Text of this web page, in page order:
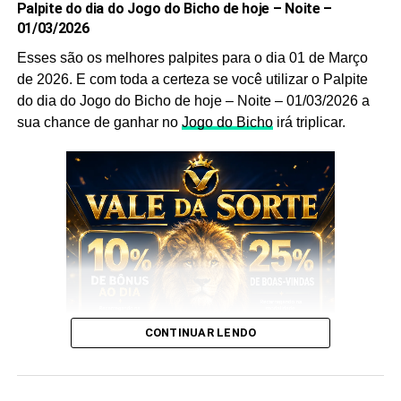
ainda mais a sua chance de acertar obichoque vai dar
no poste.
Palpites do Bicho Dia 04-08-2020
Sem mais delongas esses são os nossosPalpites do
Palpites do Bicho Dia 04-08-2020
Palpite do dia do Jogo do Bicho de hoje – Noite –
01/03/2026
Esses são os melhores palpites para o dia 01 de Março
de 2026. E com toda a certeza se você utilizar o Palpite
do dia do Jogo do Bicho de hoje – Noite – 01/03/2026 a
sua chance de ganhar no Jogo do Bichoirá triplicar.
CONTINUAR LENDO